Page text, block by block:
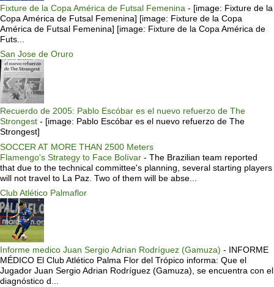
Fixture de la Copa América de Futsal Femenina - [image: Fixture de la
Copa América de Futsal Femenina] [image: Fixture de la Copa
América de Futsal Femenina] [image: Fixture de la Copa América de
Futs...
San Jose de Oruro
Recuerdo de 2005: Pablo Escóbar es el nuevo refuerzo de The
Strongest - [image: Pablo Escóbar es el nuevo refuerzo de The
Strongest]
SOCCER AT MORE THAN 2500 Meters
Flamengo's Strategy to Face Bolívar - The Brazilian team reported
that due to the technical committee's planning, several starting players
will not travel to La Paz. Two of them will be abse...
Club Atlético Palmaflor
Informe medico Juan Sergio Adrian Rodríguez (Gamuza) - INFORME
MÉDICO El Club Atlético Palma Flor del Trópico informa: Que el
Jugador Juan Sergio Adrian Rodríguez (Gamuza), se encuentra con el
diagnóstico d...